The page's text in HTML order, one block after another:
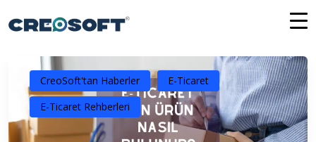
atla
CreoSoft'tan Haberler
E-Ticaret
E-Ticaret Rehberleri